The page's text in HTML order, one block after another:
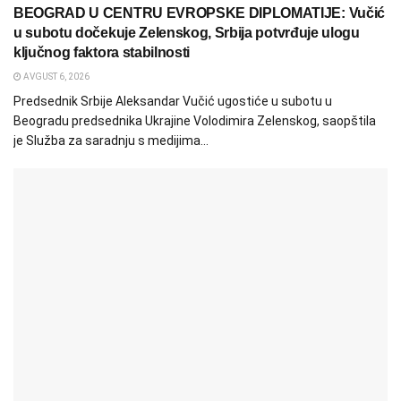
BEOGRAD U CENTRU EVROPSKE DIPLOMATIJE: Vučić
u subotu dočekuje Zelenskog, Srbija potvrđuje ulogu
ključnog faktora stabilnosti
AVGUST 6, 2026
Predsednik Srbije Aleksandar Vučić ugostiće u subotu u
Beogradu predsednika Ukrajine Volodimira Zelenskog, saopštila
je Služba za saradnju s medijima...